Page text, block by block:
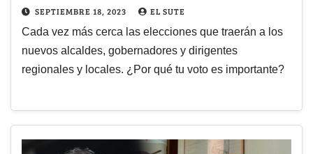
SEPTIEMBRE 18, 2023 EL SUTE
Cada vez más cerca las elecciones que traerán a los
nuevos alcaldes, gobernadores y dirigentes
regionales y locales. ¿Por qué tu voto es importante?